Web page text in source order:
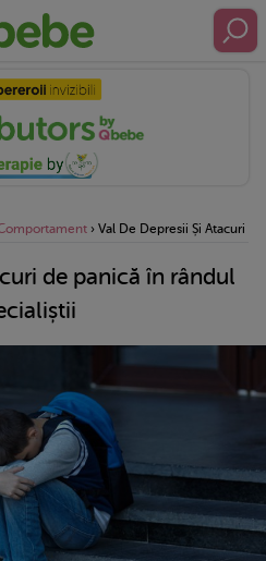
› Val De Depresii Și Atacuri
de panică în rândul